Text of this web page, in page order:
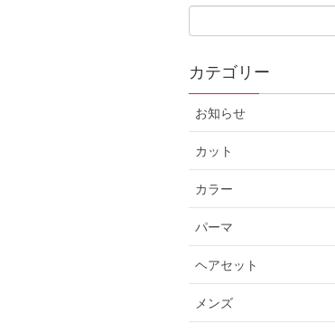
カテゴリー
お知らせ
カット
カラー
パーマ
ヘアセット
メンズ